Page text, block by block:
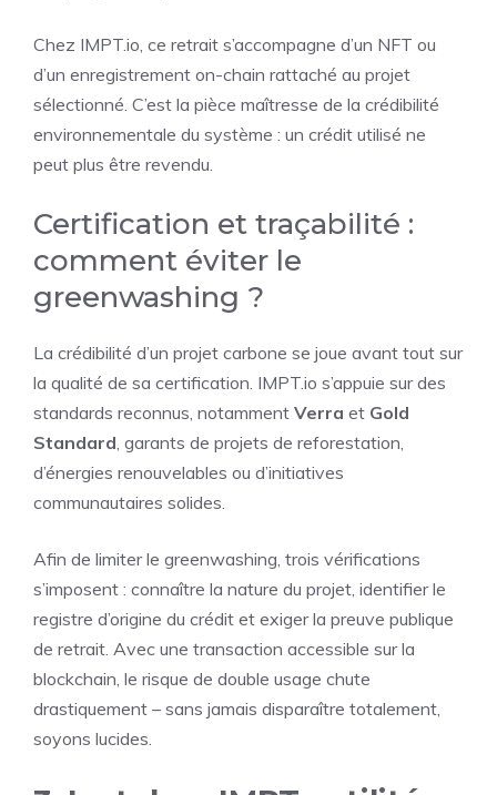
Chez IMPT.io, ce retrait s’accompagne d’un NFT ou
d’un enregistrement on-chain rattaché au projet
sélectionné. C’est la pièce maîtresse de la crédibilité
environnementale du système : un crédit utilisé ne
peut plus être revendu.
Certification et traçabilité :
comment éviter le
greenwashing ?
La crédibilité d’un projet carbone se joue avant tout sur
la qualité de sa certification. IMPT.io s’appuie sur des
standards reconnus, notamment Verra et Gold
Standard, garants de projets de reforestation,
d’énergies renouvelables ou d’initiatives
communautaires solides.
Afin de limiter le greenwashing, trois vérifications
s’imposent : connaître la nature du projet, identifier le
registre d’origine du crédit et exiger la preuve publique
de retrait. Avec une transaction accessible sur la
blockchain, le risque de double usage chute
drastiquement – sans jamais disparaître totalement,
soyons lucides.